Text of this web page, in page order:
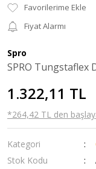
Fiyat Alarmı
Spro
SPRO Tungstaflex
1.322,11 TL
*264,42 TL den
Kategori
Stok Kodu